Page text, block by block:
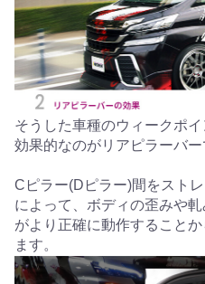
そうした車種のウィークポ
効果的なのがリアピラーバー
Cピラー(Dピラー)間をスト
によって、ボディの歪みや
がより正確に動作すること
ます。